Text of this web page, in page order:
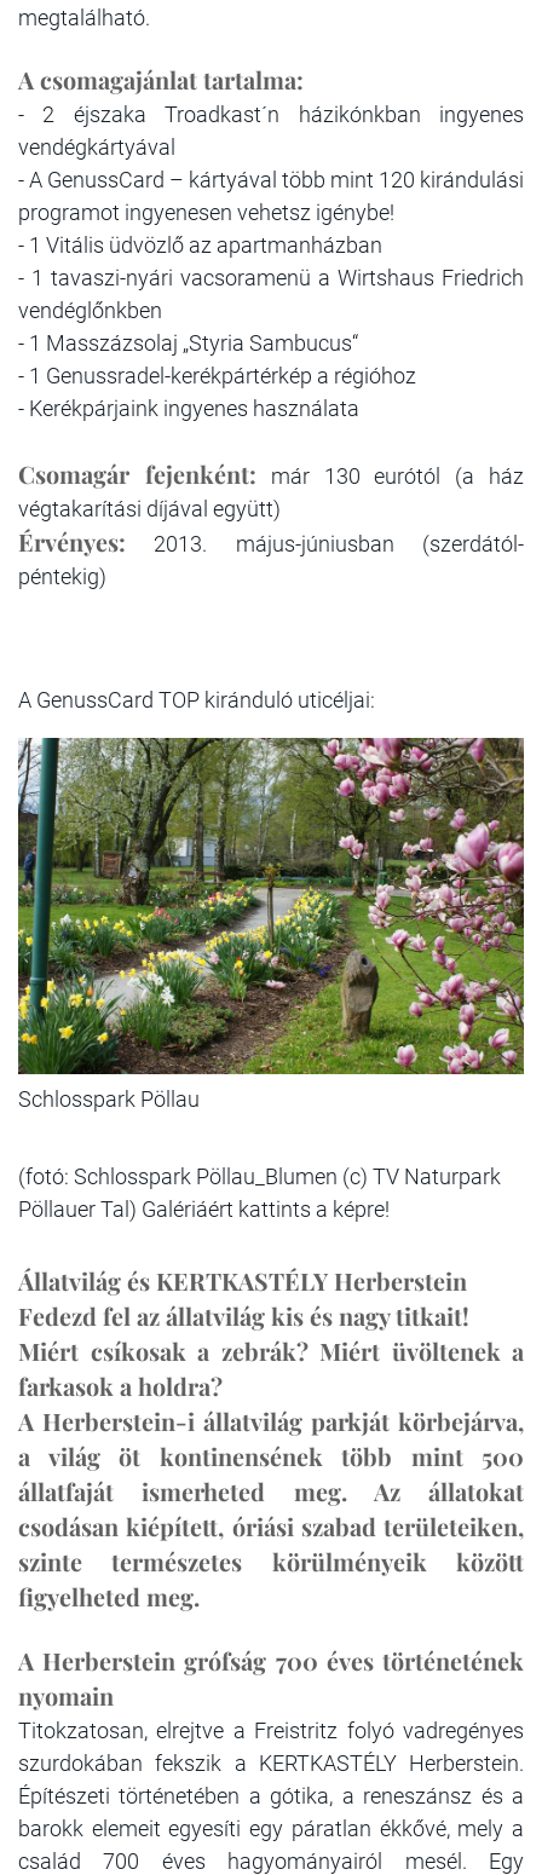
megtalálható.
A csomagajánlat tartalma:
- 2 éjszaka Troadkast´n házikónkban ingyenes
vendégkártyával
- A GenussCard – kártyával több mint 120 kirándulási
programot ingyenesen vehetsz igénybe!
- 1 Vitális üdvözlő az apartmanházban
- 1 tavaszi-nyári vacsoramenü a Wirtshaus Friedrich
vendéglőnkben
- 1 Masszázsolaj „Styria Sambucus“
- 1 Genussradel-kerékpártérkép a régióhoz
- Kerékpárjaink ingyenes használata
Csomagár fejenként: már 130 eurótól (a ház
végtakarítási díjával együtt)
Érvényes: 2013. május-júniusban (szerdától-
péntekig)
A GenussCard TOP kiránduló uticéljai:
Schlosspark Pöllau
(fotó: Schlosspark Pöllau_Blumen (c) TV Naturpark
Pöllauer Tal) Galériáért kattints a képre!
Állatvilág és KERTKASTÉLY Herberstein
Fedezd fel az állatvilág kis és nagy titkait!
Miért csíkosak a zebrák? Miért üvöltenek a
farkasok a holdra?
A Herberstein-i állatvilág parkját körbejárva,
a világ öt kontinensének több mint 500
állatfaját ismerheted meg. Az állatokat
csodásan kiépített, óriási szabad területeiken,
szinte természetes körülményeik között
figyelheted meg.
A Herberstein grófság 700 éves történetének
nyomain
Titokzatosan, elrejtve a Freistritz folyó vadregényes
szurdokában fekszik a KERTKASTÉLY Herberstein.
Építészeti történetében a gótika, a reneszánsz és a
barokk elemeit egyesíti egy páratlan ékkővé, mely a
család 700 éves hagyományairól mesél. Egy